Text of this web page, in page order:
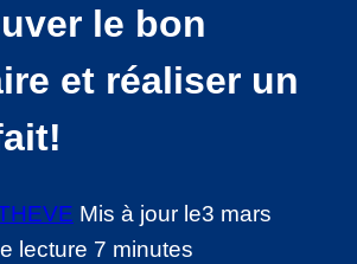
le bon
et réaliser un
Mis à jour le3 mars
lecture 7 minutes